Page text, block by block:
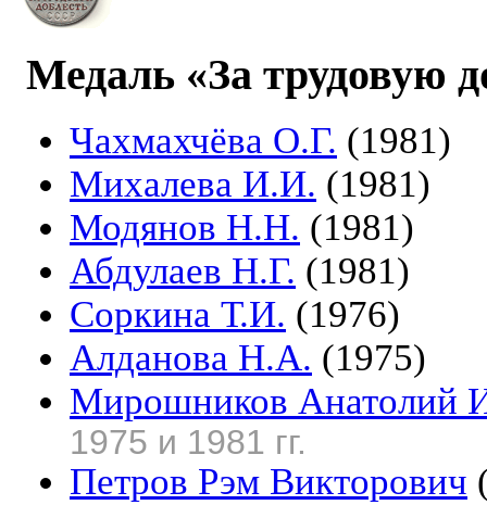
Медаль «За трудовую
Чахмахчёва О.Г. (1981)
Михалева И.И. (1981)
Модянов Н.Н. (1981)
Абдулаев Н.Г. (1981)
Соркина Т.И. (1976)
Алданова Н.А. (1975)
Мирошников Анатолий
1975 и 1981 гг.
Петров Рэм Викторович